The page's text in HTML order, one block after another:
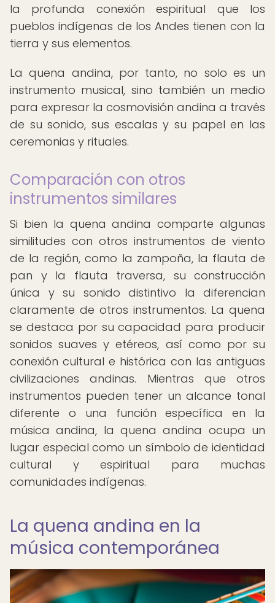
la profunda conexión espiritual que los
pueblos indígenas de los Andes tienen con la
tierra y sus elementos.
La quena andina, por tanto, no solo es un
instrumento musical, sino también un medio
para expresar la cosmovisión andina a través
de su sonido, sus escalas y su papel en las
ceremonias y rituales.
Comparación con otros
instrumentos similares
Si bien la quena andina comparte algunas
similitudes con otros instrumentos de viento
de la región, como la zampoña, la flauta de
pan y la flauta traversa, su construcción
única y su sonido distintivo la diferencian
claramente de otros instrumentos. La quena
se destaca por su capacidad para producir
sonidos suaves y etéreos, así como por su
conexión cultural e histórica con las antiguas
civilizaciones andinas. Mientras que otros
instrumentos pueden tener un alcance tonal
diferente o una función específica en la
música andina, la quena andina ocupa un
lugar especial como un símbolo de identidad
cultural y espiritual para muchas
comunidades indígenas.
La quena andina en la
música contemporánea